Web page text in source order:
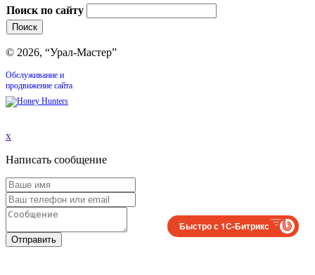
Поиск по сайту
© 2026, “Урал-Мастер”
Обслуживание и
продвижение сайта
x
Написать сообщение
Отправить
Быстро с 1С-Битрикс